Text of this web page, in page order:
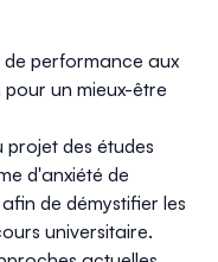
de performance aux
un mieux-être
projet des études
d'anxiété de
de démystifier les
universitaire.